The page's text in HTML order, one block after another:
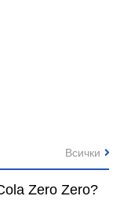
Zero Zero?
Всички